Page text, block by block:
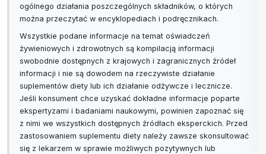
ogólnego działania poszczególnych składników, o których
można przeczytać w encyklopediach i podręcznikach.
Wszystkie podane informacje na temat oświadczeń
żywieniowych i zdrowotnych są kompilacją informacji
swobodnie dostępnych z krajowych i zagranicznych źródeł
informacji i nie są dowodem na rzeczywiste działanie
suplementów diety lub ich działanie odżywcze i lecznicze.
Jeśli konsument chce uzyskać dokładne informacje poparte
ekspertyzami i badaniami naukowymi, powinien zapoznać się
z nimi we wszystkich dostępnych źródłach eksperckich. Przed
zastosowaniem suplementu diety należy zawsze skonsultować
się z lekarzem w sprawie możliwych pozytywnych lub